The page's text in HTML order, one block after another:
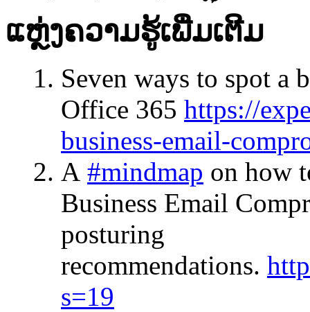
ແຫຼ່ງ​ຄວາມ​ຮູ້​ເພີ່ມເຕີມ​
Seven ways to spot a
Office 365 https://
business-email-
A #mindmap on how
Business Email
posturing
recommendations.
s=19